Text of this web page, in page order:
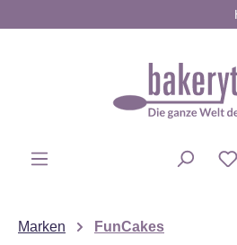
Marken FunCakes